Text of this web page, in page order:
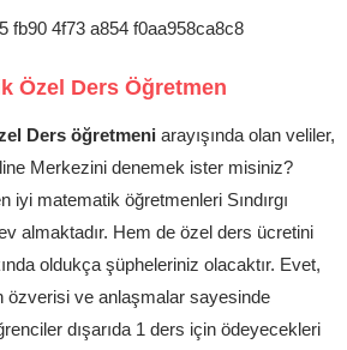
Özel Ders Öğretmen
Ders öğretmeni arayışında olan veliler,
Merkezini denemek ister misiniz?
iyi matematik öğretmenleri Sındırgı
almaktadır. Hem de özel ders ücretini
oldukça şüpheleriniz olacaktır. Evet,
özverisi ve anlaşmalar sayesinde
dışarıda 1 ders için ödeyecekleri